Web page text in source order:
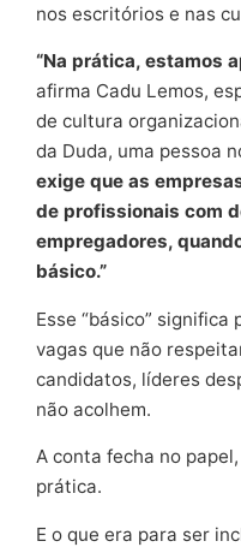
nos escritórios e nas
“Na prática, estamos
afirma Cadu Lemos,
de cultura
da Duda, uma pessoa
exige que as
de profissionais com
empregadores,
básico.”
Esse “básico”
vagas que não
candidatos, líderes
não acolhem.
A conta fecha no
prática.
E o que era para ser